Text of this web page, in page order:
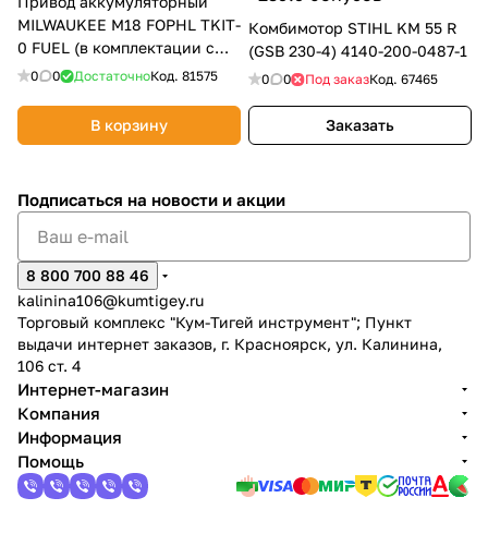
MILWAUKEE M18 FOPHL TKIT-
0 FUEL (в комплектации с
триммерной насадкой, без
0 0 ДостаточноКод. 81575
В корзину
Комбимотор STIHL KM 55 R
(GSB 230-4) 4140-200-0487-1
0 0 Под заказКод. 67465
Заказать
Подписаться на новости и акции
8 800 700 88 46
kalinina106@kumtigey.ru
Торговый комплекс "Кум-Тигей инструмент"; Пункт
выдачи интернет заказов, г. Красноярск, ул. Калинина,
106 ст. 4
Интернет-магазин
Компания
Информация
Помощь